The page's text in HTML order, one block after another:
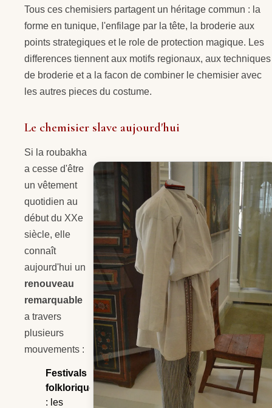
Tous ces chemisiers partagent un héritage commun : la
forme en tunique, l'enfilage par la tête, la broderie aux
points strategiques et le role de protection magique. Les
differences tiennent aux motifs regionaux, aux techniques
de broderie et a la facon de combiner le chemisier avec
les autres pieces du costume.
Le chemisier slave aujourd'hui
Si la roubakha
a cesse d'être
un vêtement
quotidien au
début du XXe
siècle, elle
connaît
aujourd'hui un
renouveau
remarquable
a travers
plusieurs
mouvements :
Festivals
folkloriques
: les